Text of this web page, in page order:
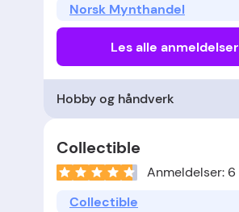
Norsk Mynthandel
Les alle anmeldelser
Hobby og håndverk
Collectible
Anmeldelser: 6
Collectible